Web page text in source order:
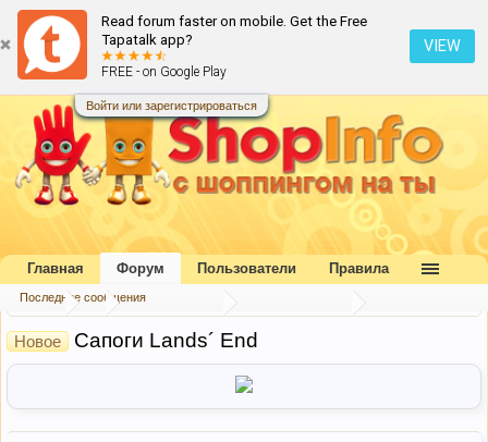
Read forum faster on mobile. Get the Free
Tapatalk app?
FREE - on Google Play
VIEW
Войти или зарегистрироваться
Форум ... Торговый центр
Новое Сапоги Lands´ End
Главная Форум
Последние сообщения
Пользователи Правила